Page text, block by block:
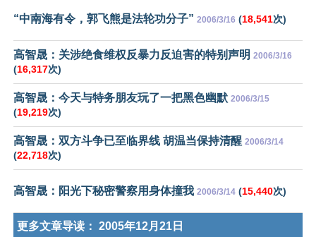
“中南海有令，郭飞熊是法轮功分子” 2006/3/16 (18,541次)
高智晟：关涉绝食维权反暴力反迫害的特别声明 2006/3/16
(16,317次)
高智晟：今天与特务朋友玩了一把黑色幽默 2006/3/15
(19,219次)
高智晟：双方斗争已至临界线 胡温当保持清醒 2006/3/14
(22,718次)
高智晟：阳光下秘密警察用身体撞我 2006/3/14 (15,440次)
更多文章导读： 2005年12月21日